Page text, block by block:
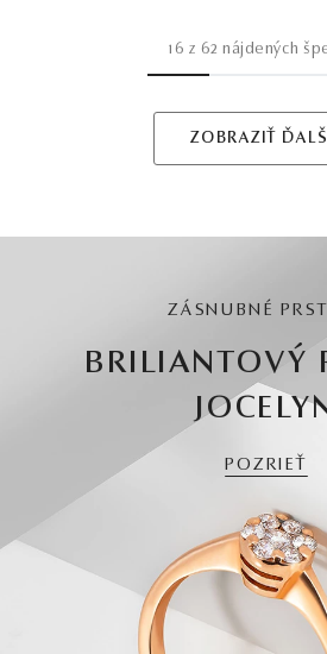
16 z 62 nájdených
ZOBRAZIŤ
ZÁSNUBNÉ
BRILIANTOVÝ
POZRIEŤ